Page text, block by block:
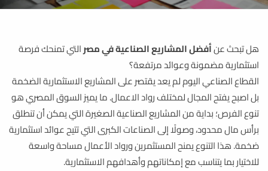
هل تبحث عنأفضل المشاريع الصناعية في مصرالتي تمنحك فرصة
استثمارية مضمونة وعوائد مرتفعة؟
القطاع الصناعي اليوم لم يعد يقتصر على المشاريع الاستثمارية الضخمة
بل اصبح يفتح المجال لمختلف رواد الاعمال. ما يميز السوق المصري هو
تنوع الفرص؛ بداية من المشاريع الصناعية الصغيرة التي يمكن أن تنطلق
برأس مال محدود، وصولًا إلى الصناعات الكبرى التي تتيح عوائد استثمارية
ضخمة. هذا التنوع يمنح المستثمرين ورواد الأعمال مساحة واسعة
للاختيار بما يتناسب مع إمكاناتهم وأهدافهم الاستثمارية.